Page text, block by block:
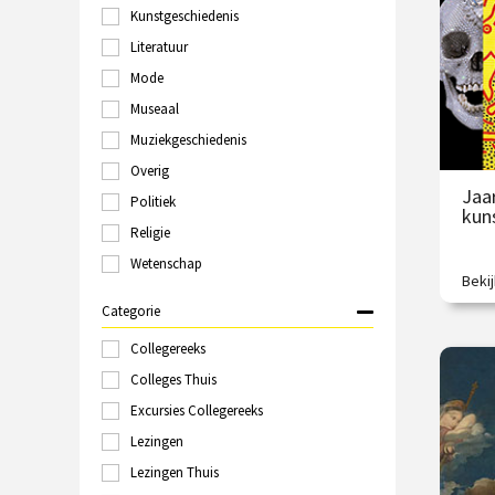
Groningen
Haarlem
Kampen
Kopenhagen
Leeuwarden
Leiden
Londen
Online
Polen
Rotterdam
Schiedam
Sittard
Tallinn
Kunstgeschiedenis
Literatuur
Mode
Museaal
Muziekgeschiedenis
Overig
Politiek
Religie
Wetenschap
Categorie
Collegereeks
Colleges Thuis
Excursies Collegereeks
Lezingen
Lezingen Thuis
Is dit
/